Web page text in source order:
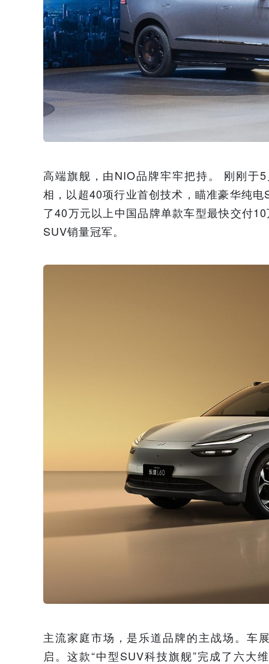
高端旗舰，由NIO品牌牢牢把持。 刚刚
相，以超40项行业首创技术，瞄准豪华纯
了40万元以上中国品牌单款车型最快交付
SUV销量冠军。
主流家庭市场，是乐道品牌的主战场。车
启。这款“中型SUV科技旗舰”完成了六大